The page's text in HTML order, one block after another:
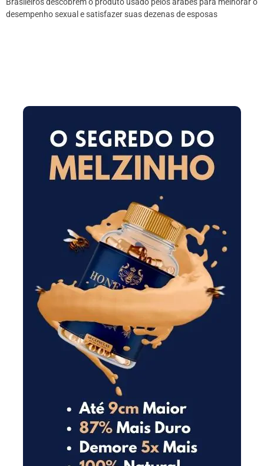
desempenho sexual e satisfazer suas dezenas de esposas